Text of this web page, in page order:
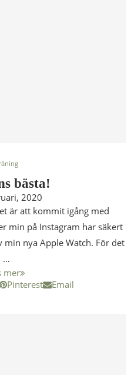
bästa!
2020
är att kommit igång med
min på Instagram har säkert
nya Apple Watch. För det
…
mer
Pinterest Email